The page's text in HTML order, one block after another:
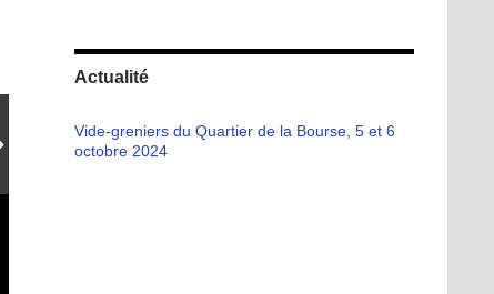
Actualité
Vide-greniers du Quartier de la Bourse, 5 et 6
octobre 2024